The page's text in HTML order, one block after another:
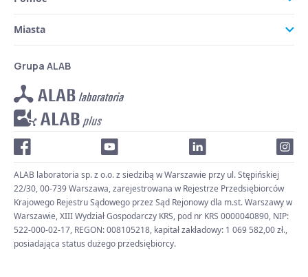
Miasta
Grupa ALAB
ALAB laboratoria sp. z o.o. z siedzibą w Warszawie przy ul. Stępińskiej
22/30, 00-739 Warszawa, zarejestrowana w Rejestrze Przedsiębiorców
Krajowego Rejestru Sądowego przez Sąd Rejonowy dla m.st. Warszawy w
Warszawie, XIII Wydział Gospodarczy KRS, pod nr KRS 0000040890, NIP:
522-000-02-17, REGON: 008105218, kapitał zakładowy: 1 069 582,00 zł.,
posiadająca status dużego przedsiębiorcy.